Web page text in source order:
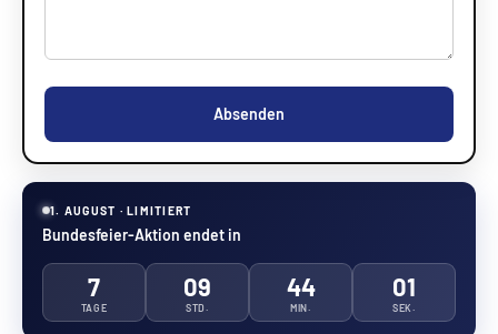
Absenden
1. AUGUST · LIMITIERT
Bundesfeier-Aktion endet in
7
TAGE
09
STD.
44
MIN.
01
SEK.